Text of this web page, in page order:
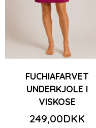
FUCHIAFARVET
UNDERKJOLE I
VISKOSE
249,00DKK